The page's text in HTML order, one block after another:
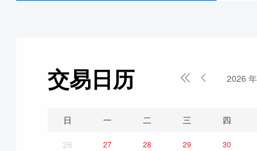
交易日历   2026 年
日 一 二 三 四
26 27 28 29 30